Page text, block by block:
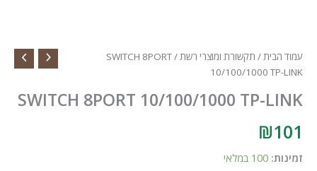
עמוד הבית/ תקשורת ומוצרי רשת
/ SWITCH 8PORT
10/100/1000 TP-LINK
SWITCH 8PORT 10/100/1000 TP-LINK
₪101
זמינות: 100 במלאי